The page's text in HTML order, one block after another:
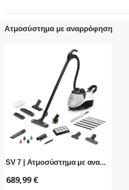
Ατμοσύστημα με αναρρόφηση
SV 7 | Ατμοσύστημα με ανα...
689,99€